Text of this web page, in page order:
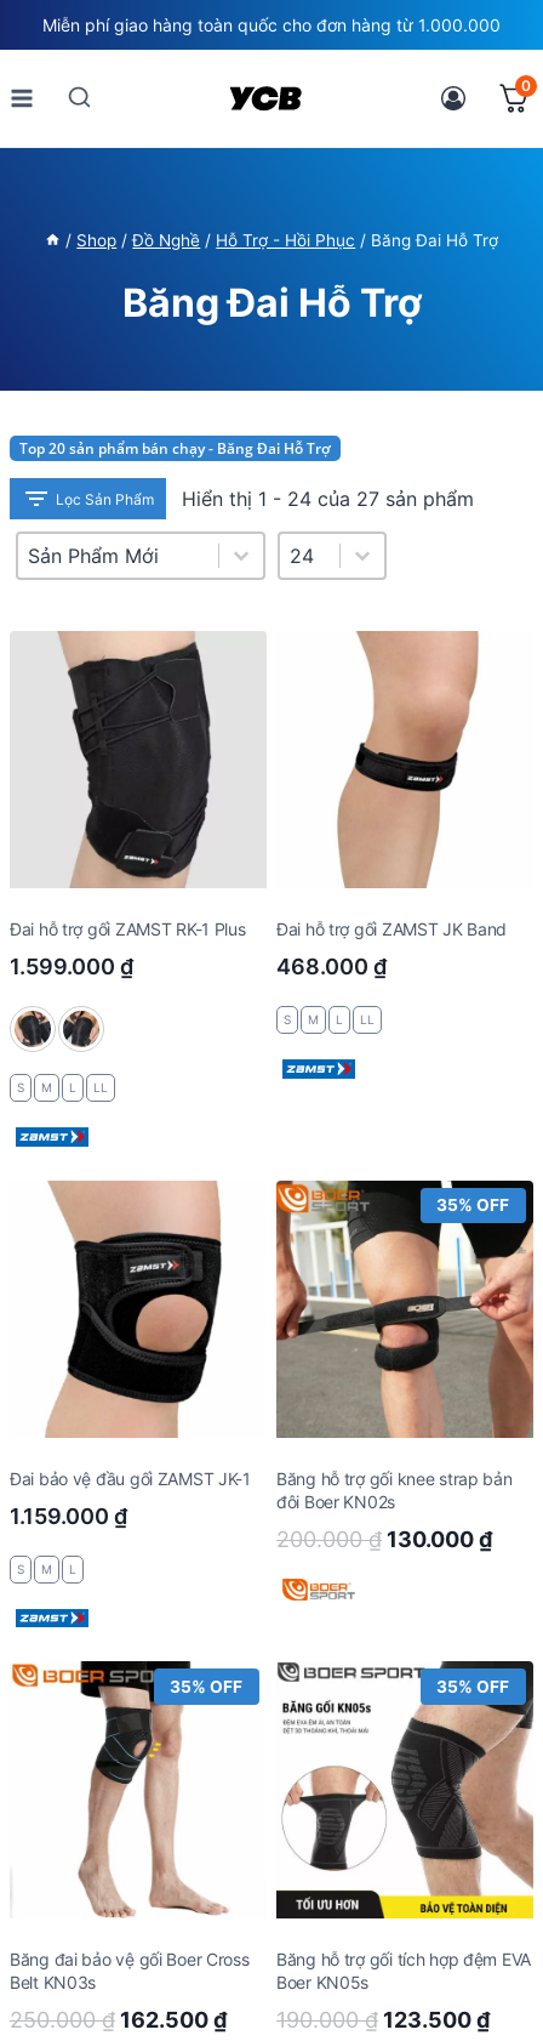
to
content
Miễn phí giao hàng toàn quốc cho đơn hàng từ 1.000.000
0
/ Shop / Đồ Nghề / Hỗ Trợ - Hồi Phục / Băng Đai Hỗ Trợ
Băng Đai Hỗ Trợ
Top 20 sản phẩm bán chạy - Băng Đai Hỗ Trợ
Lọc Sản Phẩm Hiển thị 1 - 24 của 27 sản phẩm
Product Sort
Sort content Select number per page
24
Select number per page
Đai hỗ trợ gối ZAMST RK-1 Plus
1.599.000 ₫
S M L LL
Đai hỗ trợ gối ZAMST JK Band
468.000 ₫
S M L LL
Đai bảo vệ đầu gối ZAMST JK-1
1.159.000 ₫
S M L
35% OFF
Băng hỗ trợ gối knee strap bản
đôi Boer KN02s
200.000₫ Original
130.000₫
35% OFF
Băng đai bảo vệ gối Boer Cross
Belt KN03s
250.000₫ Original
162.500₫Current
35% OFF
Băng hỗ trợ gối tích hợp đệm EVA
Boer KN05s
190.000₫ Original
123.500₫